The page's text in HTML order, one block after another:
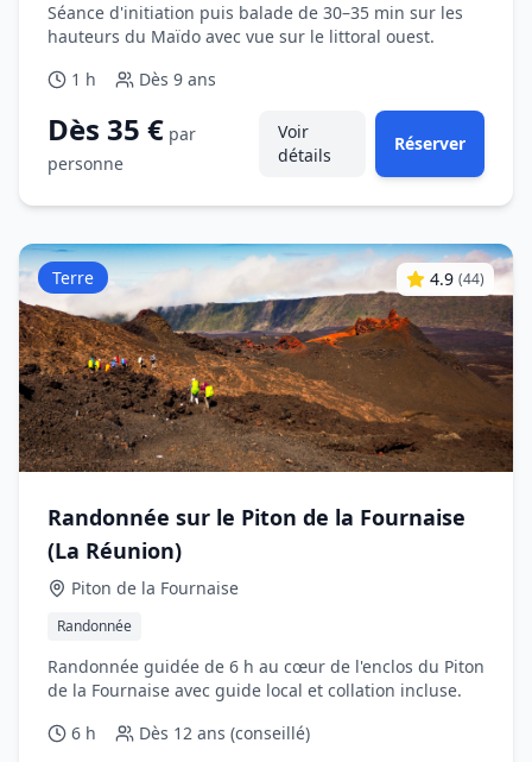
Séance d'initiation puis balade de 30–35 min sur les
hauteurs du Maïdo avec vue sur le littoral ouest.
1 h
Dès 9 ans
Dès 35 € par
personne
Voir
détails
Réserver
Terre 4.9 (44)
Randonnée sur le Piton de la Fournaise
(La Réunion)
Piton de la Fournaise
Randonnée
Randonnée guidée de 6 h au cœur de l'enclos du Piton
de la Fournaise avec guide local et collation incluse.
6 h
Dès 12 ans (conseillé)